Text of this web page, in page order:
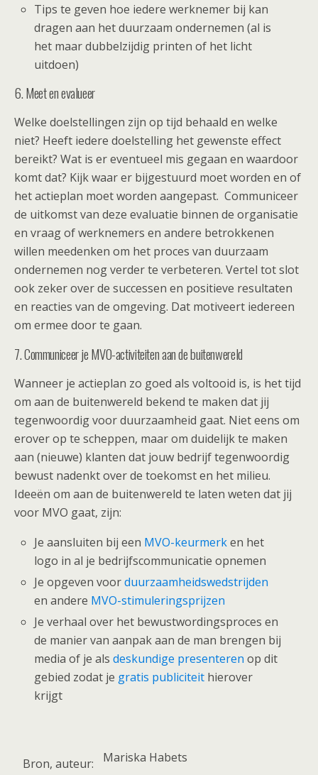
Tips te geven hoe iedere werknemer bij kan
dragen aan het duurzaam ondernemen (al is
het maar dubbelzijdig printen of het licht
uitdoen)
6. Meet en evalueer
Welke doelstellingen zijn op tijd behaald en welke
niet? Heeft iedere doelstelling het gewenste effect
bereikt? Wat is er eventueel mis gegaan en waardoor
komt dat? Kijk waar er bijgestuurd moet worden en of
het actieplan moet worden aangepast. Communiceer
de uitkomst van deze evaluatie binnen de organisatie
en vraag of werknemers en andere betrokkenen
willen meedenken om het proces van duurzaam
ondernemen nog verder te verbeteren. Vertel tot slot
ook zeker over de successen en positieve resultaten
en reacties van de omgeving. Dat motiveert iedereen
om ermee door te gaan.
7. Communiceer je MVO-activiteiten aan de buitenwereld
Wanneer je actieplan zo goed als voltooid is, is het tijd
om aan de buitenwereld bekend te maken dat jij
tegenwoordig voor duurzaamheid gaat. Niet eens om
erover op te scheppen, maar om duidelijk te maken
aan (nieuwe) klanten dat jouw bedrijf tegenwoordig
bewust nadenkt over de toekomst en het milieu.
Ideeën om aan de buitenwereld te laten weten dat jij
voor MVO gaat, zijn:
Je aansluiten bij een MVO-keurmerken het
logo in al je bedrijfscommunicatie opnemen
Je opgeven voorduurzaamheidswedstrijden
en andere MVO-stimuleringsprijzen
Je verhaal over het bewustwordingsproces en
de manier van aanpak aan de man brengen bij
media of je alsdeskundige presenterenop dit
gebied zodat je gratis publiciteit hierover
krijgt
Bron, auteur: Mariska Habets